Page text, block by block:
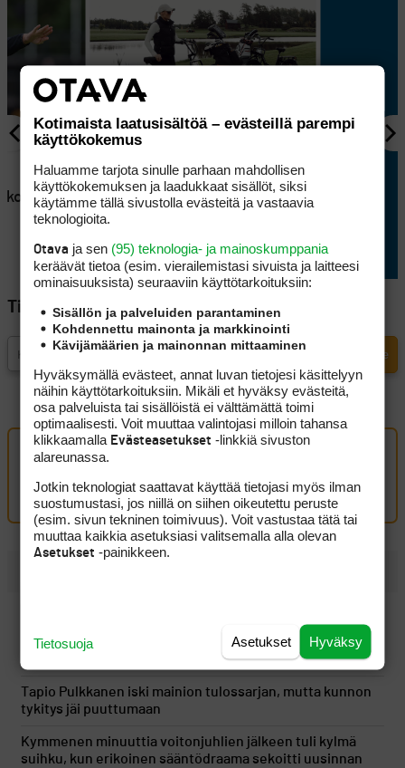
Lappajärvellä kisataan
sunnuntaina hyvin
erikoisessa golftriathlonissa
Tilaa Golfpisteen uutiskirje
Oma kommentti
Kirjaudu sisään kommentoidaksesi
PGA Tourin runkosarja sai sähköisen päätöksen, kun
nuoret pelaajat jatkoivat esiinmarssiaan
Tapio Pulkkanen iski mainion tulossarjan, mutta kunnon
tykitys jäi puuttumaan
Kymmenen minuuttia voitonjuhlien jälkeen tuli kylmä
suihku, kun erikoinen sääntödraama sekoitti uusinnan
Kotimaista laatusisältöä – evästeillä parempi
käyttökokemus
Haluamme tarjota sinulle parhaan mahdollisen
käyttökokemuksen ja laadukkaat sisällöt, siksi
käytämme tällä sivustolla evästeitä ja vastaavia
teknologioita.
Otava ja sen (95) teknologia- ja mainoskumppania
keräävät tietoa (esim. vierailemis­tasi sivuista ja laitteesi
ominaisuuk­sista) seuraaviin käyttötarkoituksiin:
Sisällön ja palveluiden parantaminen
Kohdennettu mainonta ja markkinointi
Kävijämäärien ja mainonnan mittaaminen
Hyväksymällä evästeet, annat luvan tietojesi käsittelyyn
näihin käyttötarkoituksiin. Mikäli et hyväksy evästeitä,
osa palveluista tai sisällöistä ei välttämättä toimi
optimaalisesti. Voit muuttaa valintojasi milloin tahansa
klikkaamalla Evästeasetukset -linkkiä sivuston
alareunassa.
Jotkin teknologiat saattavat käyttää tietojasi myös ilman
suostumustasi, jos niillä on siihen oikeutettu peruste
(esim. sivun tekninen toimivuus). Voit vastustaa tätä tai
muuttaa kaikkia asetuksiasi valitsemalla alla olevan
Asetukset -painikkeen.
Hyväksy
Asetukset
Tietosuoja